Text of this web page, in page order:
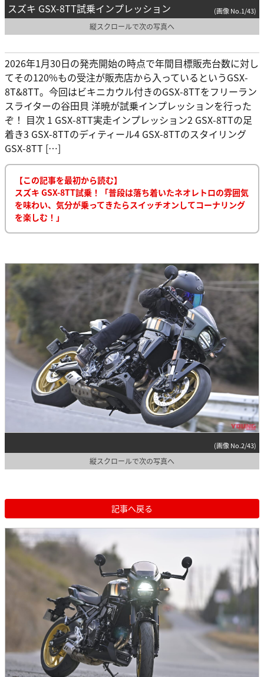
スズキ GSX-8TT試乗インプレッション (画像 No.1/43)
縦スクロールで次の写真へ
2026年1月30日の発売開始の時点で年間目標販売台数に対し
てその120%もの受注が販売店から入っているというGSX-
8T&8TT。今回はビキニカウル付きのGSX-8TTをフリーラン
スライターの谷田貝 洋暁が試乗インプレッションを行った
ぞ！ 目次 1 GSX-8TT実走インプレッション2 GSX-8TTの足
着き3 GSX-8TTのディティール4 GSX-8TTのスタイリング
GSX-8TT […]
【この記事を最初から読む】
スズキ GSX-8TT試乗！「普段は落ち着いたネオレトロの雰囲気
を味わい、気分が乗ってきたらスイッチオンしてコーナリング
を楽しむ！」
(画像 No.2/43)
縦スクロールで次の写真へ
記事へ戻る